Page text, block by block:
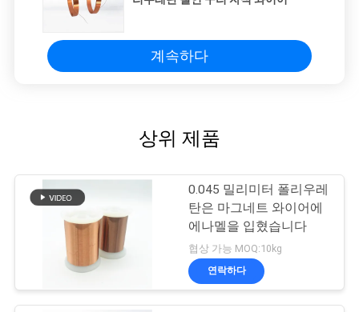
계속하다
상위 제품
0.045 밀리미터 폴리우레
탄은 마그네트 와이어에
에나멜을 입혔습니다
협상 가능 MOQ:10kg
연락하다